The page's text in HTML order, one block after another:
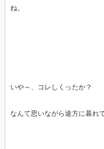
ね。
いや～、コレしくったか？
なんて思いながら途方に暮れ